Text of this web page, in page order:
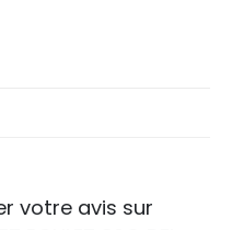
votre avis sur